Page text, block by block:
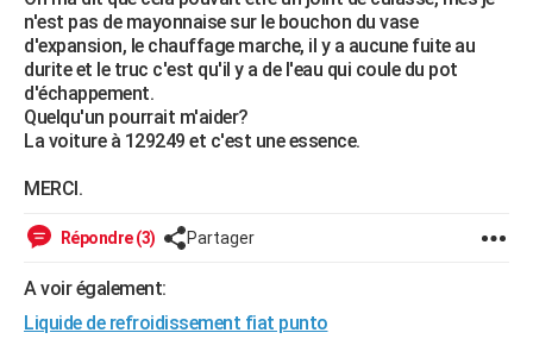
Destinations
City break
Voyage nature
Voyage de noces
Forum
Climat
+PHOTO
GUIDES D'ACHAT
BONS PLANS
CARTE DE VOEUX
Carte de Noël
Carte Bonne année
Carte Saint-Valentin
Carte Pâques
Carte d'anniversaire
DICTIONNAIRE
COPAINS D'AVANT
n'est pas de mayonnaise sur le bouchon du vase
d'expansion, le chauffage marche, il y a aucune fuite au
durite et le truc c'est qu'il y a de l'eau qui coule du pot
d'échappement.
Quelqu'un pourrait m'aider?
La voiture à 129249 et c'est une essence.
MERCI.
Répondre (3) Partager
A voir également:
Liquide de refroidissement fiat punto